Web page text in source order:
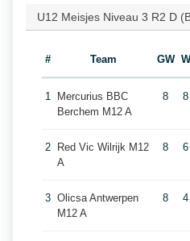
U12 Meisjes Niveau 3 R2 D
# Team GW W
1
Mercurius BBC
Berchem M12 A
8 8
2
Red Vic Wilrijk M12
A
8 6
3 Olicsa Antwerpen
M12 A
8 4